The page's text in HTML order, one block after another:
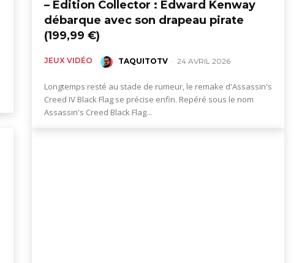
– Édition Collector : Edward Kenway
débarque avec son drapeau pirate
(199,99 €)
JEUX VIDÉO TAQUITOTV - 24 AVRIL 2026
Longtemps resté au stade de rumeur, le remake d'Assassin's
Creed IV Black Flag se précise enfin. Repéré sous le nom
Assassin's Creed Black Flag...